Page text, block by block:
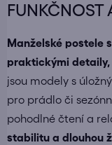
FUNKČNOST
Manželské postele
praktickými
jsou modely s
pro prádlo či
pohodlné čtení a
stabilitu a dlouhou